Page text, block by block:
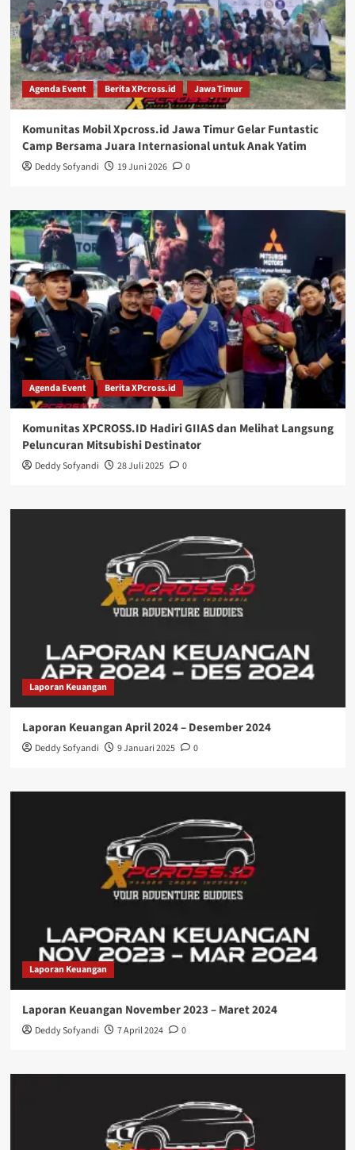
Agenda Event Berita XPcross.id Jawa Timur
Komunitas Mobil Xpcross.id Jawa Timur Gelar Funtastic
Camp Bersama Juara Internasional untuk Anak Yatim
Deddy Sofyandi 19 Juni 2026 0
Agenda Event Berita XPcross.id
Komunitas XPCROSS.ID Hadiri GIIAS dan Melihat Langsung
Peluncuran Mitsubishi Destinator
Deddy Sofyandi 28 Juli 2025 0
Laporan Keuangan
Laporan Keuangan April 2024 – Desember 2024
Deddy Sofyandi 9 Januari 2025 0
Laporan Keuangan
Laporan Keuangan November 2023 – Maret 2024
Deddy Sofyandi 7 April 2024 0